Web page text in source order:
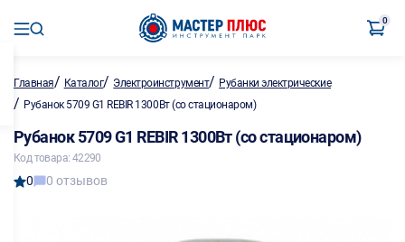
0
Главная/ Каталог/ Электроинструмент/ Рубанки электрические
/ Рубанок 5709 G1 REBIR 1300Вт (со стационаром)
Рубанок 5709 G1 REBIR 1300Вт (со стационаром)
Код товара: 42290
0 0 отзывов